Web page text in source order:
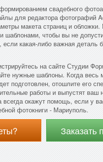
свадебного
для редактора фотографий
макета страниц и
шаблонами, чтобы вы не
какая-либо важная деталь
на сайте Студии
нужные шаблоны. Когда весь
подготовлен, отошлите его
работы и выпустят
окажут помощь, если у
фотокниги - Мариуполь.
Заказать